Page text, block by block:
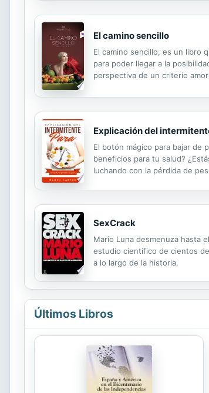
El camino sencillo
El camino sencillo, es un libro
para poder llegar a la
perspectiva de un criterio
Explicación del
El botón mágico para bajar de
beneficios para tu salud?
luchando con la pérdida de
SexCrack
Mario Luna desmenuza hasta
estudio científico de cientos
a lo largo de la historia.
Últimos Libros